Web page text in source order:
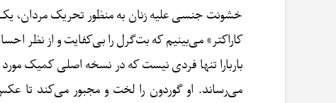
خشونت جنسی علیه زنان به منظور تحریک مردان، یک
کاراکتر» می‌بینیم که بت‌گرل را بی‌کفایت و از نظر
باربارا تنها فردی نیست که در نسخه اصلی کمیک
می‌رساند. او گوردون را لخت و مجبور می‌کند